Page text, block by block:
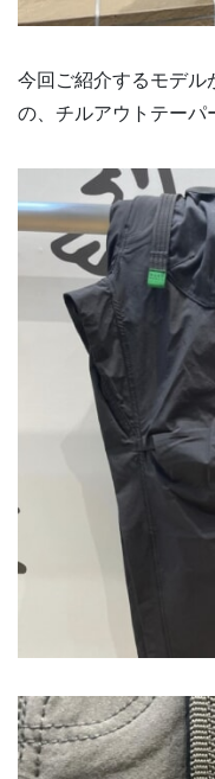
今回ご紹介するモデル
の、チルアウトテーパ